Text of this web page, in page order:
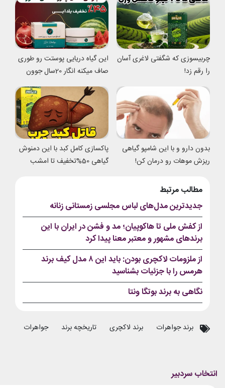
چربیسوزی که شگفتی لاغری آسان
را رقم زد!
این گیاه دریایی پوستت رو طوری
صاف میکنه انگار 20سال جوون
شدی
بدون دارو و با این شامپو گیاهی
ریزش موهات رو درمان کن!
پاکسازی کامل کبد با این دمنوش
گیاهی 50%تخفیف تا امشب
مطالب مرتبط
جدیدترین مدل‌های لباس مجلسی زمستانی زنانه
از کفش ملی تا هاکوپیان؛ مد و فشن در ایران با این
برندهای مشهور و معتبر معنا پیدا کرد
از ملزومات لاکچری بودن: باید این ۸ مدل کیف برند
هرمس را با جزئیات بشناسید
نگاهی به برند بوتگا ونتا
برند جواهرات برند لاکچری تاریخچه برند جواهرات